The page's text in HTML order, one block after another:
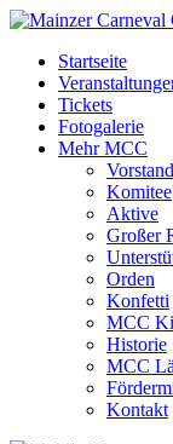
Startseite
Tickets
Fotogalerie
Mehr MCC
Vorstand
Komitee
Aktive
Großer
Orden
Konfetti
MCC
Historie
MCC
Kontakt